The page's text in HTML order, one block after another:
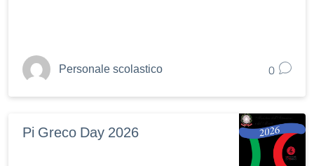
Personale scolastico 0
Pi Greco Day 2026